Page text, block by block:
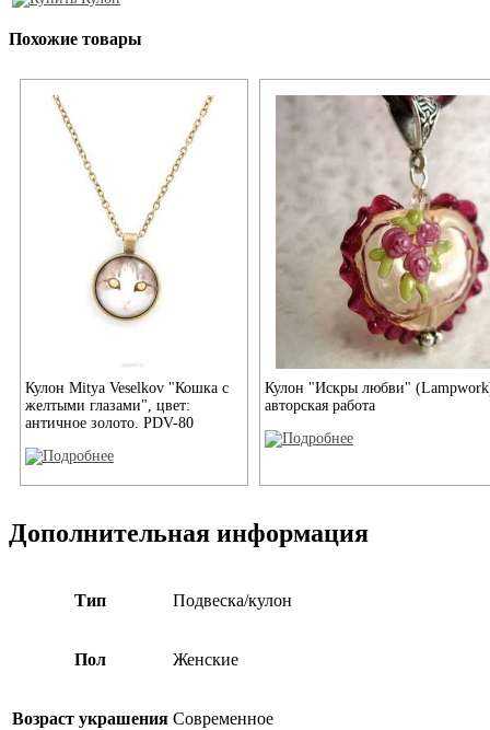
Похожие товары
Кулон Mitya Veselkov "Кошка с
желтыми глазами", цвет:
античное золото. PDV-80
Кулон "Искры любви"
авторская работа
Дополнительная информация
Тип Подвеска/кулон
Пол Женские
Возраст украшения Современное